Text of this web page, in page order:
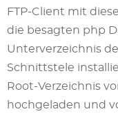
FTP-Client mit
die besagten php
Unterverzeichnis
Schnittstele
Root-Verzeichnis
hochgeladen und